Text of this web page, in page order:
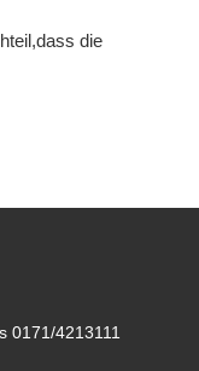
die
0171/4213111